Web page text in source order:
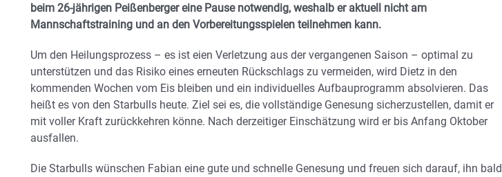
beim 26-jährigen Peißenberger eine Pause notwendig, weshalb er aktuell nicht am
Mannschaftstraining und an den Vorbereitungsspielen teilnehmen kann.
Um den Heilungsprozess – es ist eien Verletzung aus der vergangenen Saison – optimal zu
unterstützen und das Risiko eines erneuten Rückschlags zu vermeiden, wird Dietz in den
kommenden Wochen vom Eis bleiben und ein individuelles Aufbauprogramm absolvieren. Das
heißt es von den Starbulls heute. Ziel sei es, die vollständige Genesung sicherzustellen, damit er
mit voller Kraft zurückkehren könne. Nach derzeitiger Einschätzung wird er bis Anfang Oktober
ausfallen.
Die Starbulls wünschen Fabian eine gute und schnelle Genesung und freuen sich darauf, ihn bald